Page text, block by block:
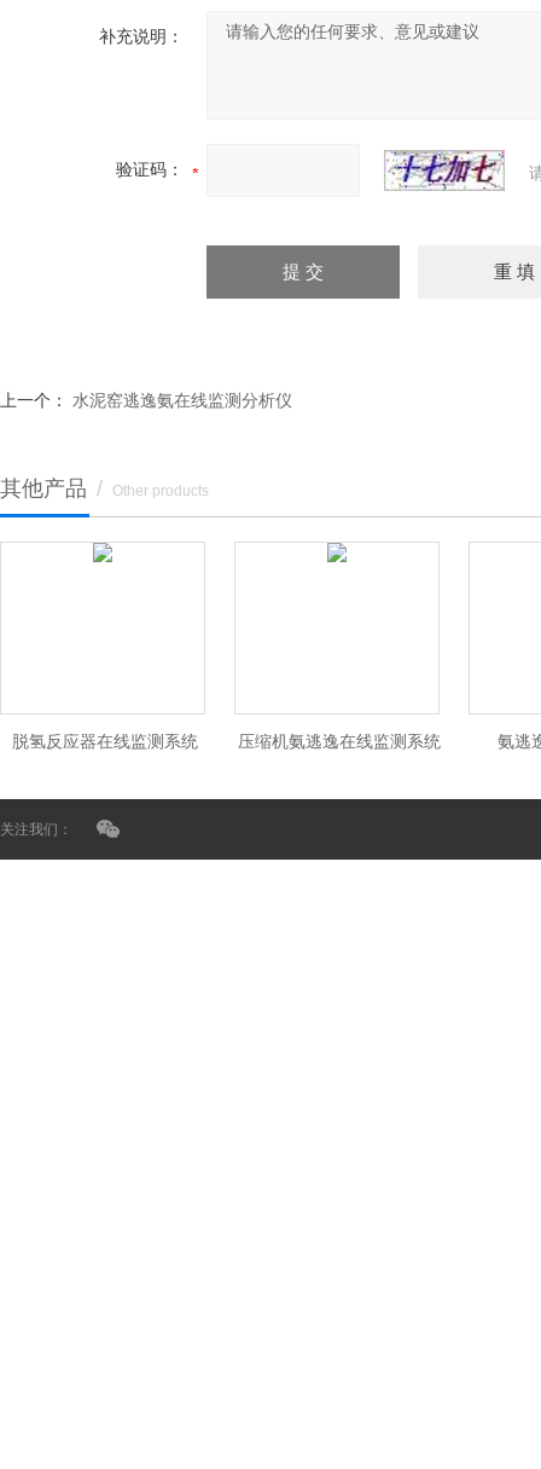
补充说明：
验证码：
上一个： 水泥窑逃逸氨在线监测分析仪
其他产品 / Other products
脱氢反应器在线监测系统 压缩机氨逃逸在线监测系统 氨逃
关注我们：